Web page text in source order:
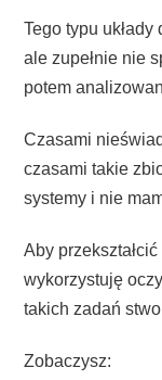
Tego typu
ale zupełnie nie
potem
Czasami
czasami takie
systemy i nie
Aby
wykorzystuję
takich zadań
Zobaczysz: